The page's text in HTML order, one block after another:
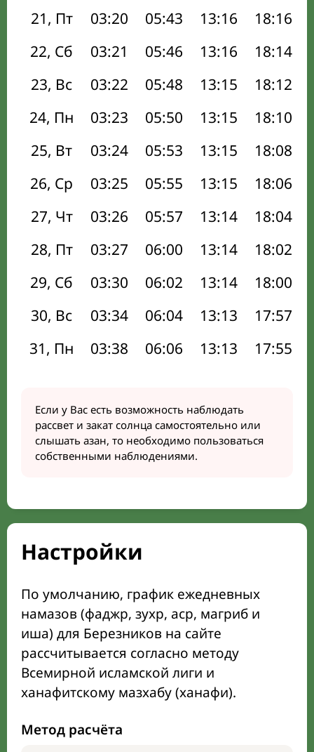
21, Пт
03:20 05:43 13:16 18:16
22, Сб
03:21 05:46 13:16 18:14
23, Вс
03:22 05:48 13:15 18:12
24, Пн
03:23 05:50 13:15 18:10
25, Вт
03:24 05:53 13:15 18:08
26, Ср
03:25 05:55 13:15 18:06
27, Чт
03:26 05:57 13:14 18:04
28, Пт
03:27 06:00 13:14 18:02
29, Сб
03:30 06:02 13:14 18:00
30, Вс
03:34 06:04 13:13 17:57
31, Пн
03:38 06:06 13:13 17:55
Если у Вас есть возможность наблюдать
рассвет и закат солнца самостоятельно или
слышать азан, то необходимо пользоваться
собственными наблюдениями.
Настройки
По умолчанию, график ежедневных
намазов (фаджр, зухр, аср, магриб и
иша) для Березников на сайте
рассчитывается согласно методу
Всемирной исламской лиги и
ханафитскому мазхабу (ханафи).
Метод расчёта